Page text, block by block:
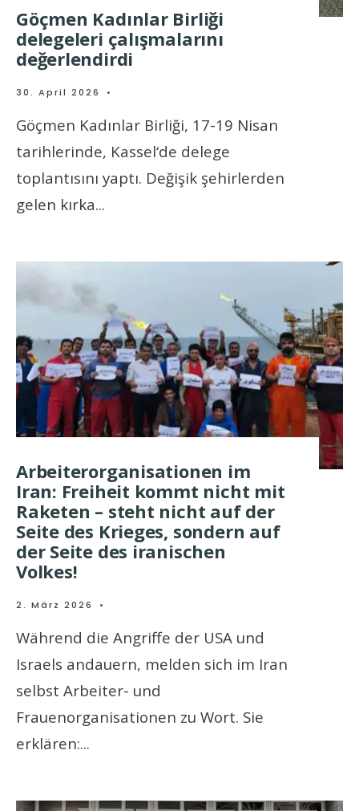
Göçmen Kadınlar Birliği
delegeleri çalışmalarını
değerlendirdi
30. April 2026 •
Göçmen Kadınlar Birliği, 17-19 Nisan
tarihlerinde, Kassel‘de delege
toplantısını yaptı. Değişik şehirlerden
gelen kırka...
Arbeiterorganisationen im
Iran: Freiheit kommt nicht mit
Raketen – steht nicht auf der
Seite des Krieges, sondern auf
der Seite des iranischen
Volkes!
2. März 2026 •
Während die Angriffe der USA und
Israels andauern, melden sich im Iran
selbst Arbeiter- und
Frauenorganisationen zu Wort. Sie
erklären:...